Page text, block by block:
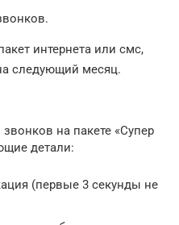
интернета или смс,
следующий месяц.
на пакете «Супер
детали:
(первые 3 секунды не